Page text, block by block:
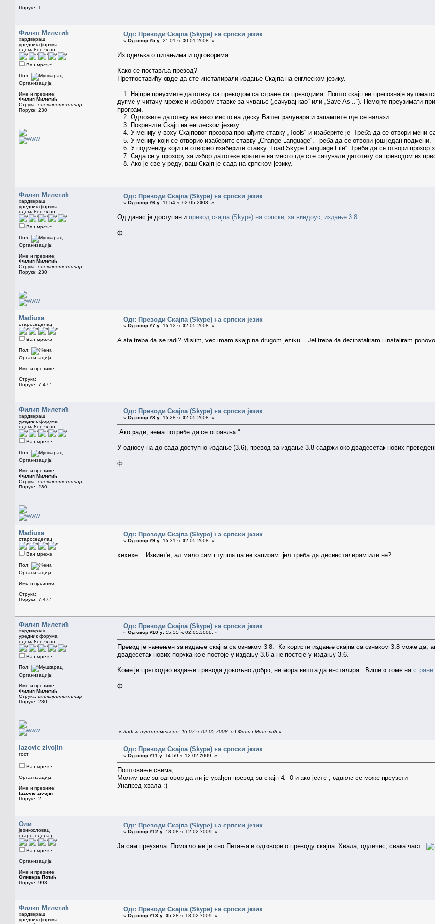
Поруке: 1
Филип Милетић
хардвераш
уредник форума
одомаћен члан
Ван мреже
Пол:
Организација:
Име и презиме:
Филип Милетић
Струка: електротехничар
Поруке: 230
Одг: Преводи Скајпа (Skype) на српски језик
« Одговор #5 у: 21.01 ч. 30.01.2008. »
Из одељка о питањима и одговорима.
Како се поставља превод?
Претпоставићу овде да сте инсталирали издање Скајпа на енглеском језику.
1. Најпре преузмите датотеку са преводом са стране са преводима. Пошто скајп не препознаје
дугме у читачу мреже и избором ставке за чување („сачувај као“ или „Save As...“). Немојте преузимати
програм.
2. Одложите датотеку на неко место на диску Вашег рачунара и запамтите где се налази.
3. Покрените Скајп на енглеском језику.
4. У менију у врху Скајповог прозора пронађите ставку „Tools“ и изаберите је. Треба да се отвори мени
5. У менију који се отворио изаберите ставку „Change Language“. Треба да се отвори још један подмени.
6. У подменију који се отворио изаберите ставку „Load Skype Language File“. Треба да се отвори прозор
7. Сада се у прозору за избор датотеке вратите на место где сте сачували датотеку са преводом из
8. Ако је све у реду, ваш Скајп је сада на српском језику.
Филип Милетић
хардвераш
уредник форума
одомаћен члан
Ван мреже
Пол:
Организација:
Име и презиме:
Филип Милетић
Струка: електротехничар
Поруке: 230
Одг: Преводи Скајпа (Skype) на српски језик
« Одговор #6 у: 11.54 ч. 02.05.2008. »
Од данас је доступан и превод скајпа (Skype) на српски, за виндоус, издање 3.8.
ф
Madiuxa
староседелац
Ван мреже
Пол:
Организација:
Име и презиме:
Струка:
Поруке: 7.477
Одг: Преводи Скајпа (Skype) на српски језик
« Одговор #7 у: 15.12 ч. 02.05.2008. »
A sta treba da se radi? Mislim, vec imam skajp na drugom jeziku... Jel treba da dezinstaliram i instaliram
Филип Милетић
хардвераш
уредник форума
одомаћен члан
Ван мреже
Пол:
Организација:
Име и презиме:
Филип Милетић
Струка: електротехничар
Поруке: 230
Одг: Преводи Скајпа (Skype) на српски језик
« Одговор #8 у: 15.28 ч. 02.05.2008. »
„Ако ради, нема потребе да се оправља.“
У односу на до сада доступно издање (3.6), превод за издање 3.8 садржи око двадесетак нових
ф
Madiuxa
староседелац
Ван мреже
Пол:
Организација:
Име и презиме:
Струка:
Поруке: 7.477
Одг: Преводи Скајпа (Skype) на српски језик
« Одговор #9 у: 15.31 ч. 02.05.2008. »
хехехе... Извинт'е, ал мало сам глупша па не капирам: јел треба да десинсталирам или не?
Филип Милетић
хардвераш
уредник форума
одомаћен члан
Ван мреже
Пол:
Организација:
Име и презиме:
Филип Милетић
Струка: електротехничар
Поруке: 230
Одг: Преводи Скајпа (Skype) на српски језик
« Одговор #10 у: 15.35 ч. 02.05.2008. »
Превод је намењен за издање скајпа са ознаком 3.8. Ко користи издање скајпа са ознаком 3.8 може да,
двадесетак нових порука које постоје у издању 3.8 а не постоје у издању 3.6.
Коме је претходно издање превода довољно добро, не мора ништа да инсталира. Више о томе на
ф
« Задњи пут промењено: 16.07 ч. 02.05.2008. од Филип Милетић »
lazovic zivojin
гост
Ван мреже
Организација:
-
Име и презиме:
lazovic zivojin
Поруке: 2
Одг: Преводи Скајпа (Skype) на српски језик
« Одговор #11 у: 14.59 ч. 12.02.2009. »
Поштовање свима,
Молим вас за одговор да ли је урађен превод за скајп 4. 0 и ако јесте , одакле се може преузети
Унапред хвала :)
Оли
језикословац
староседелац
Ван мреже
Организација:
Име и презиме:
Оливера Потић
Поруке: 993
Одг: Преводи Скајпа (Skype) на српски језик
« Одговор #12 у: 18.08 ч. 12.02.2009. »
Ја сам преузела. Помогло ми је оно Питања и одговори о преводу скајпа. Хвала, одлично, свака част.
Филип Милетић
хардвераш
уредник форума
Одг: Преводи Скајпа (Skype) на српски језик
« Одговор #13 у: 05.28 ч. 13.02.2009. »